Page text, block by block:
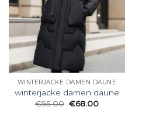
WINTERJACKE DAMEN DAUNE
winterjacke damen daune
€95.00 €68.00